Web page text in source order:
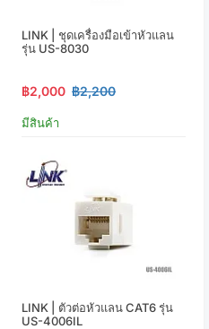
LINK | ชุดเครื่องมือเข้าหัวแลน
รุ่น US-8030
฿2,000 ฿2,200
มีสินค้า
LINK | ตัวต่อหัวแลน CAT6 รุ่น
US-4006IL